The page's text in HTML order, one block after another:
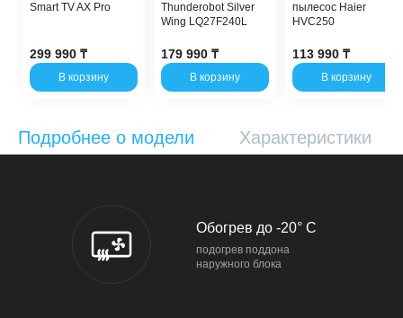
Smart TV AX Pro
299 990 ₸
В корзину
Thunderobot Silver
Wing LQ27F240L
179 990 ₸
В корзину
пылесос Haier
HVC250
113 990 ₸
В корзину
Подробнее о модели Характеристики
Обогрев до -20° C
подогрев поддона
наружного блока